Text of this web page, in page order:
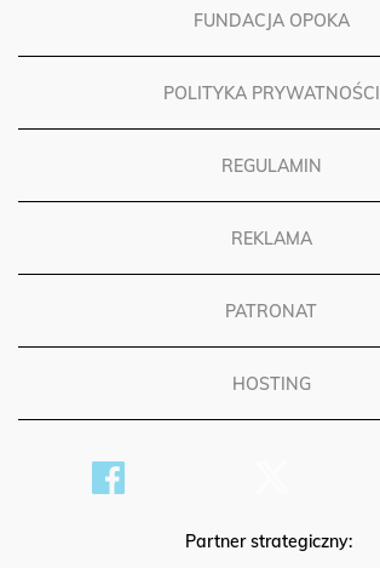
FUNDACJA OPOKA
POLITYKA PRYWATNOŚCI
REGULAMIN
REKLAMA
PATRONAT
HOSTING
Partner strategiczny: